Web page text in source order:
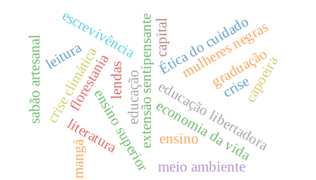
extensão sentipensanteeducação libertadora
florestania
Ética do cuidado
ensino superioreconomia da vida
crise climática crise
capital
meio ambiente
ensino
graduação
escrevivência
literatura
educação
mulheres negras
mangá
leitura capoeira
lendas
sabão artesanal